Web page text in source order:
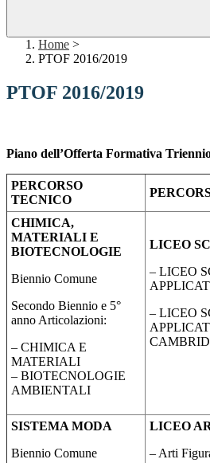
Home >
PTOF 2016/2019
PTOF 2016/2019
Piano dell’Offerta Formativa
PERCORSO
TECNICO
CHIMICA,
MATERIALI E
BIOTECNOLOGIE
Biennio Comune
Secondo Biennio e 5°
anno Articolazioni:
– CHIMICA E
MATERIALI
– BIOTECNOLOGIE
AMBIENTALI
LICEO
– LICEO
– LICEO
SISTEMA MODA
Biennio Comune
LICEO
– Arti